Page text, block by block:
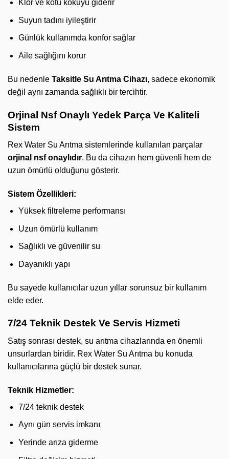
Klor ve kötü kokuyu giderir
Suyun tadını iyileştirir
Günlük kullanımda konfor sağlar
Aile sağlığını korur
Bu nedenle Taksitle Su Arıtma Cihazı, sadece ekonomik
değil aynı zamanda sağlıklı bir tercihtir.
Orjinal Nsf Onaylı Yedek Parça Ve Kaliteli
Sistem
Rex Water Su Arıtma sistemlerinde kullanılan parçalar
orjinal nsf onaylıdır. Bu da cihazın hem güvenli hem de
uzun ömürlü olduğunu gösterir.
Sistem Özellikleri:
Yüksek filtreleme performansı
Uzun ömürlü kullanım
Sağlıklı ve güvenilir su
Dayanıklı yapı
Bu sayede kullanıcılar uzun yıllar sorunsuz bir kullanım
elde eder.
7/24 Teknik Destek Ve Servis Hizmeti
Satış sonrası destek, su arıtma cihazlarında en önemli
unsurlardan biridir. Rex Water Su Arıtma bu konuda
kullanıcılarına güçlü bir destek sunar.
Teknik Hizmetler:
7/24 teknik destek
Aynı gün servis imkanı
Yerinde arıza giderme